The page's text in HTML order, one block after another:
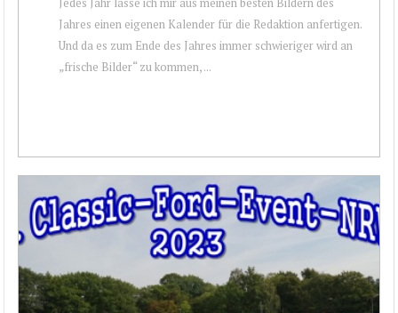
Jahres einen eigenen Kalender für die Redaktion anfertigen.
Und da es zum Ende des Jahres immer schwieriger wird an
„frische Bilder“ zu kommen, ...